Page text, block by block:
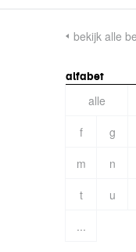
bekijk alle
alfabet
alle
f
g
m
n
t
u
...